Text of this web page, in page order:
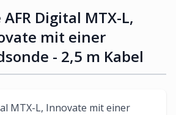
Digital MTX-L,
mit einer
- 2,5 m Kabel
MTX-L, Innovate mit einer